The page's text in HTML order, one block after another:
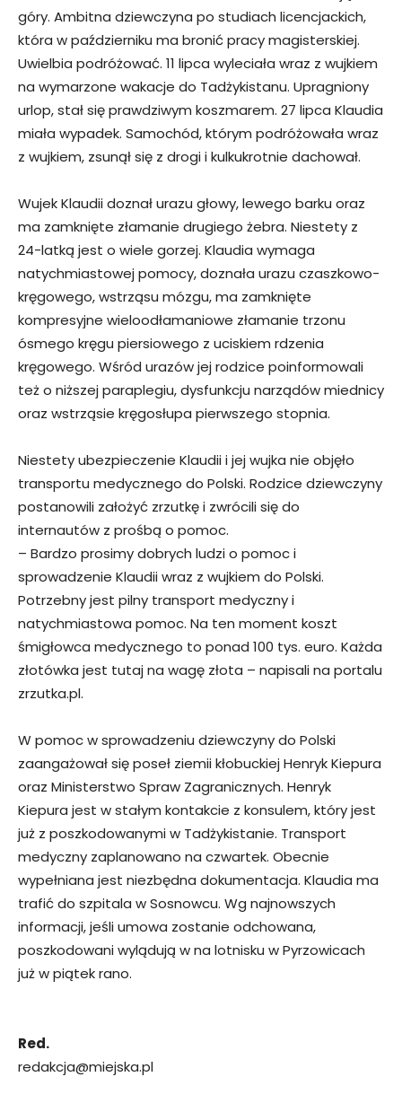
góry. Ambitna dziewczyna po studiach licencjackich,
która w październiku ma bronić pracy magisterskiej.
Uwielbia podróżować. 11 lipca wyleciała wraz z wujkiem
na wymarzone wakacje do Tadżykistanu. Upragniony
urlop, stał się prawdziwym koszmarem. 27 lipca Klaudia
miała wypadek. Samochód, którym podróżowała wraz
z wujkiem, zsunął się z drogi i kulkukrotnie dachował.
Wujek Klaudii doznał urazu głowy, lewego barku oraz
ma zamknięte złamanie drugiego żebra. Niestety z
24-latką jest o wiele gorzej. Klaudia wymaga
natychmiastowej pomocy, doznała urazu czaszkowo-
kręgowego, wstrząsu mózgu, ma zamknięte
kompresyjne wieloodłamaniowe złamanie trzonu
ósmego kręgu piersiowego z uciskiem rdzenia
kręgowego. Wśród urazów jej rodzice poinformowali
też o niższej paraplegiu, dysfunkcju narządów miednicy
oraz wstrząsie kręgosłupa pierwszego stopnia.
Niestety ubezpieczenie Klaudii i jej wujka nie objęło
transportu medycznego do Polski. Rodzice dziewczyny
postanowili założyć zrzutkę i zwrócili się do
internautów z prośbą o pomoc.
– Bardzo prosimy dobrych ludzi o pomoc i
sprowadzenie Klaudii wraz z wujkiem do Polski.
Potrzebny jest pilny transport medyczny i
natychmiastowa pomoc. Na ten moment koszt
śmigłowca medycznego to ponad 100 tys. euro. Każda
złotówka jest tutaj na wagę złota – napisali na portalu
zrzutka.pl.
W pomoc w sprowadzeniu dziewczyny do Polski
zaangażował się poseł ziemii kłobuckiej Henryk Kiepura
oraz Ministerstwo Spraw Zagranicznych. Henryk
Kiepura jest w stałym kontakcie z konsulem, który jest
już z poszkodowanymi w Tadżykistanie. Transport
medyczny zaplanowano na czwartek. Obecnie
wypełniana jest niezbędna dokumentacja. Klaudia ma
trafić do szpitala w Sosnowcu. Wg najnowszych
informacji, jeśli umowa zostanie odchowana,
poszkodowani wylądują w na lotnisku w Pyrzowicach
już w piątek rano.
Red.
redakcja@miejska.pl